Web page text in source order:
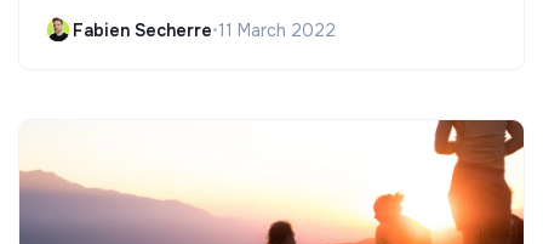
Fabien Secherre•11 March 2022